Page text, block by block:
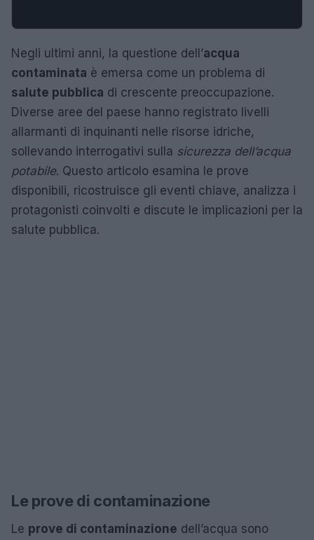
Negli ultimi anni, la questione dell’acqua
contaminata è emersa come un problema di
salute pubblica di crescente preoccupazione.
Diverse aree del paese hanno registrato livelli
allarmanti di inquinanti nelle risorse idriche,
sollevando interrogativi sulla sicurezza dell’acqua
potabile. Questo articolo esamina le prove
disponibili, ricostruisce gli eventi chiave, analizza i
protagonisti coinvolti e discute le implicazioni per la
salute pubblica.
Le prove di contaminazione
Le prove di contaminazione dell’acqua sono